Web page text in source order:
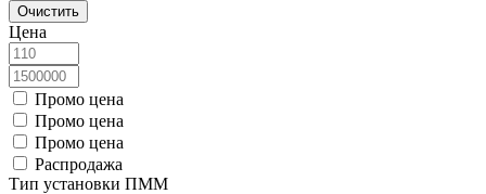
Цена
Промо цена
Промо цена
Промо цена
Распродажа
Тип установки ПММ